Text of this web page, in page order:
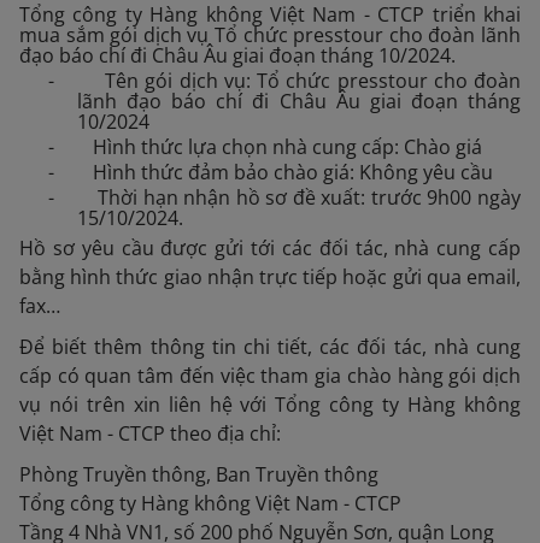
Tổng công ty Hàng không Việt Nam - CTCP triển khai
mua sắm gói dịch vụ Tổ chức presstour cho đoàn lãnh
đạo báo chí đi Châu Âu giai đoạn tháng 10/2024.
- Tên gói dịch vụ: Tổ chức presstour cho đoàn
lãnh đạo báo chí đi Châu Âu giai đoạn tháng
10/2024
- Hình thức lựa chọn nhà cung cấp: Chào giá
- Hình thức đảm bảo chào giá: Không yêu cầu
- Thời hạn nhận hồ sơ đề xuất: trước 9h00 ngày
15/10/2024.
Hồ sơ yêu cầu được gửi tới các đối tác, nhà cung cấp
bằng hình thức giao nhận trực tiếp hoặc gửi qua email,
fax…
Để biết thêm thông tin chi tiết, các đối tác, nhà cung
cấp có quan tâm đến việc tham gia chào hàng gói dịch
vụ nói trên xin liên hệ với Tổng công ty Hàng không
Việt Nam - CTCP theo địa chỉ:
Phòng Truyền thông, Ban Truyền thông
Tổng công ty Hàng không Việt Nam - CTCP
Tầng 4 Nhà VN1, số 200 phố Nguyễn Sơn, quận Long